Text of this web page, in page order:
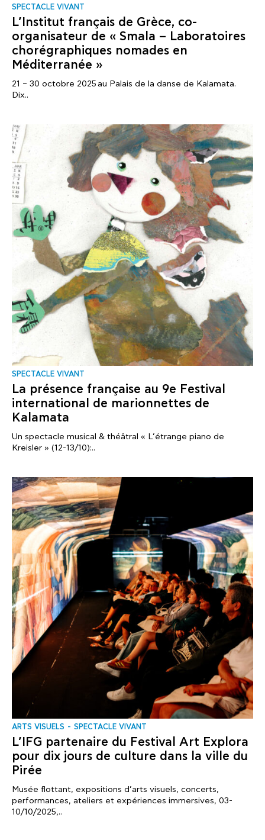
SPECTACLE VIVANT
L’Institut français de Grèce, co-
organisateur de « Smala – Laboratoires
chorégraphiques nomades en
Méditerranée »
21 – 30 octobre 2025 au Palais de la danse de Kalamata.
Dix..
SPECTACLE VIVANT
La présence française au 9e Festival
international de marionnettes de
Kalamata
Un spectacle musical & théâtral « L’étrange piano de
Kreisler » (12-13/10):..
ARTS VISUELS SPECTACLE VIVANT
L’IFG partenaire du Festival Art Explora
pour dix jours de culture dans la ville du
Pirée
Musée flottant, expositions d’arts visuels, concerts,
performances, ateliers et expériences immersives, 03-
10/10/2025,..